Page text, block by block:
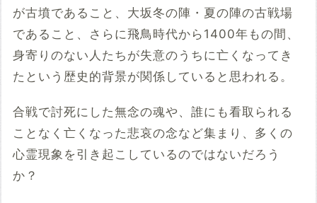
が古墳であること、大坂冬の陣・夏の陣の古戦場
であること、さらに飛鳥時代から1400年もの間、
身寄りのない人たちが失意のうちに亡くなってき
たという歴史的背景が関係していると思われる。
合戦で討死にした無念の魂や、誰にも看取られる
ことなく亡くなった悲哀の念など集まり、多くの
心霊現象を引き起こしているのではないだろう
か？